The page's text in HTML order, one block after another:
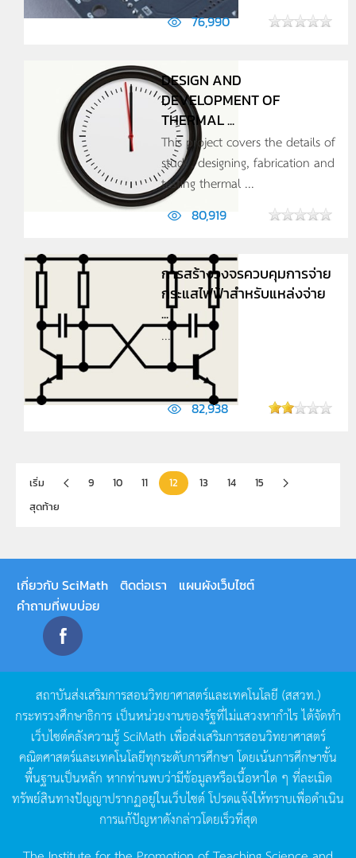
76,990
DESIGN AND
DEVELOPMENT OF
THERMAL ...
This project covers the details of
study, designing, fabrication and
testing thermal ...
80,919
การสร้างวงจรควบคุมการจ่าย
กระแสไฟฟ้าสำหรับแหล่งจ่าย
...
...
82,938
เริ่ม 9 10 11 12 13 14
15
สุดท้าย
เกี่ยวกับ SciMath ติดต่อเรา
แผนผังเว็บไซต์
คำถามที่พบบ่อย
สถาบันส่งเสริมการสอนวิทยาศาสตร์และเทคโนโลยี (สสวท.)
กระทรวงศึกษาธิการ เป็นหน่วยงานของรัฐที่ไม่แสวงหากำไรได้จัดทำ
เว็บไซต์คลังความรู้SciMath เพื่อส่งเสริมการสอนวิทยาศาสตร์
คณิตศาสตร์และเทคโนโลยีทุกระดับการศึกษา โดยเน้นการศึกษาขั้น
พื้นฐานเป็นหลัก หากท่านพบว่ามีข้อมูลหรือเนื้อหาใด ๆ ที่ละเมิด
ทรัพย์สินทางปัญญาปรากฏอยู่ในเว็บไซต์โปรดแจ้งให้ทราบเพื่อดำเนิน
การแก้ปัญหาดังกล่าวโดยเร็วที่สุด